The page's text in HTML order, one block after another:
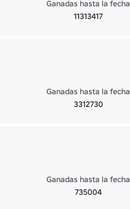
Ganadas hasta la fecha
11313417
Ganadas hasta la fecha
3312730
Ganadas hasta la fecha
735004